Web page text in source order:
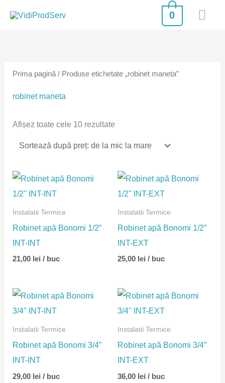
0
Prima pagină / Produse etichetate „robinet maneta”
robinet maneta
Afișez toate cele 10 rezultate
mic
Instalatii Termice
Robinet apă Bonomi 1/2”
INT-INT
21,00 lei / buc
Instalatii Termice
Robinet apă Bonomi 1/2”
INT-EXT
25,00 lei / buc
Instalatii Termice
Robinet apă Bonomi 3/4”
INT-INT
29,00 lei / buc
Instalatii Termice
Robinet apă Bonomi 3/4”
INT-EXT
36,00 lei / buc